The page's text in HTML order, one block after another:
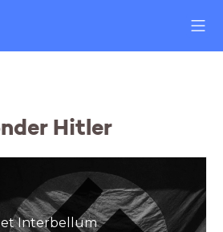
Hitler
Interbellum